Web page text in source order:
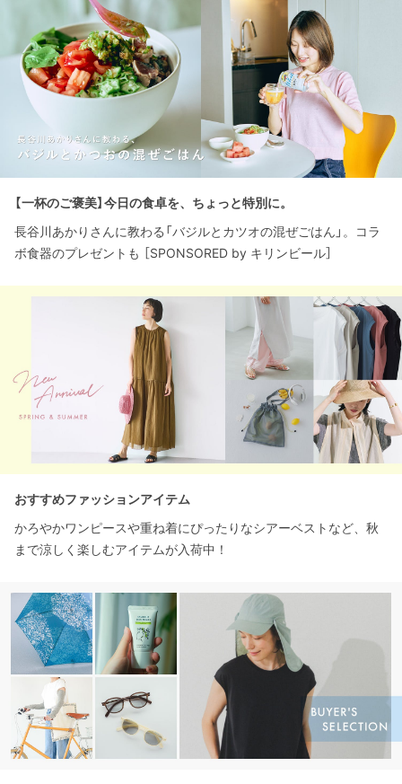
【一杯のご褒美】今日の食卓を、ちょっと特別に。
長谷川あかりさんに教わる「バジルとカツオの混ぜごはん」。コラ
ボ食器のプレゼントも ［SPONSORED by キリンビール］
おすすめファッションアイテム
かろやかワンピースや重ね着にぴったりなシアーベストなど、秋
まで涼しく楽しむアイテムが入荷中！